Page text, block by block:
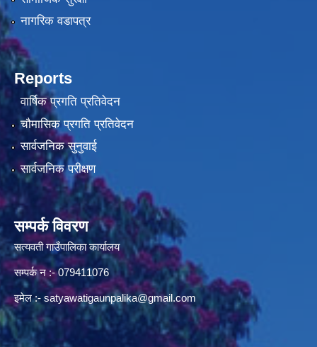
नागरिक वडापत्र
Reports
वार्षिक प्रगति प्रतिवेदन
चौमासिक प्रगति प्रतिवेदन
सार्वजनिक सुनुवाई
सार्वजनिक परीक्षण
सम्पर्क विवरण
सत्यवती गाउँपालिका कार्यालय
सम्पर्क न‌ :- 079411076
इमेल :- satyawatigaunpalika@gmail.com